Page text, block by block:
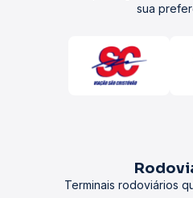
sua
Terminais rodoviários